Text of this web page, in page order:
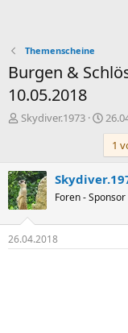
Themenscheine
Burgen &
10.05.2018
E
e
l
l
e
r
Skydiver.1973
E
r
t
e
l
m
1
Foren - Sponsor
26.04.2018